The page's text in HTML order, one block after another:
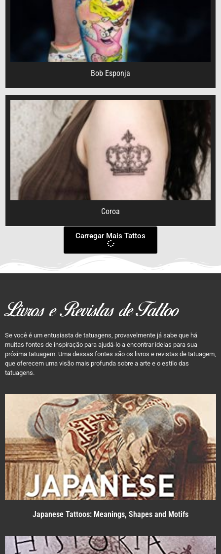
Bob Esponja
Coroa
Carregar Mais Tattos
Livros e Revistas de Tattoo
Se você é um entusiasta de tatuagens, provavelmente já sabe que há
muitas fontes de inspiração para ajudá-lo a encontrar ideias para sua
próxima tatuagem. Uma dessas fontes são os livros e revistas de tatuagem,
que oferecem uma visão mais profunda sobre a arte e o estilo das
tatuagens.
Japanese Tattoos: Meanings, Shapes and Motifs